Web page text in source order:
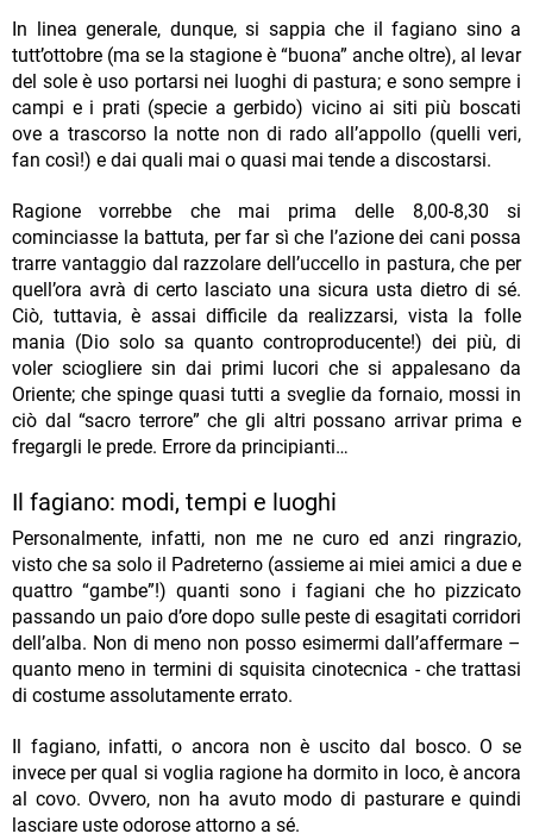
In linea generale, dunque, si sappia che il fagiano sino a
tutt’ottobre (ma se la stagione è “buona” anche oltre), al levar
del sole è uso portarsi nei luoghi di pastura; e sono sempre i
campi e i prati (specie a gerbido) vicino ai siti più boscati
ove a trascorso la notte non di rado all’appollo (quelli veri,
fan così!) e dai quali mai o quasi mai tende a discostarsi.
Ragione vorrebbe che mai prima delle 8,00-8,30 si
cominciasse la battuta, per far sì che l’azione dei cani possa
trarre vantaggio dal razzolare dell’uccello in pastura, che per
quell’ora avrà di certo lasciato una sicura usta dietro di sé.
Ciò, tuttavia, è assai difficile da realizzarsi, vista la folle
mania (Dio solo sa quanto controproducente!) dei più, di
voler sciogliere sin dai primi lucori che si appalesano da
Oriente; che spinge quasi tutti a sveglie da fornaio, mossi in
ciò dal “sacro terrore” che gli altri possano arrivar prima e
fregargli le prede. Errore da principianti…
Il fagiano: modi, tempi e luoghi
Personalmente, infatti, non me ne curo ed anzi ringrazio,
visto che sa solo il Padreterno (assieme ai miei amici a due e
quattro “gambe”!) quanti sono i fagiani che ho pizzicato
passando un paio d’ore dopo sulle peste di esagitati corridori
dell’alba. Non di meno non posso esimermi dall’affermare –
quanto meno in termini di squisita cinotecnica - che trattasi
di costume assolutamente errato.
Il fagiano, infatti, o ancora non è uscito dal bosco. O se
invece per qual si voglia ragione ha dormito in loco, è ancora
al covo. Ovvero, non ha avuto modo di pasturare e quindi
lasciare uste odorose attorno a sé.